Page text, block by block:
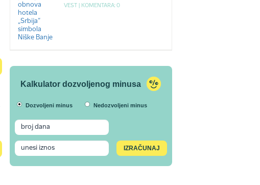
VEST | KOMENTARA: 0
Kalkulator dozvoljenog minusa
Dozvoljeni minus Nedozvoljeni minus